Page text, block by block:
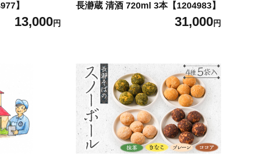
】
13,000円
長瀞蔵 清酒 720ml 3本【1204983】
31,000円